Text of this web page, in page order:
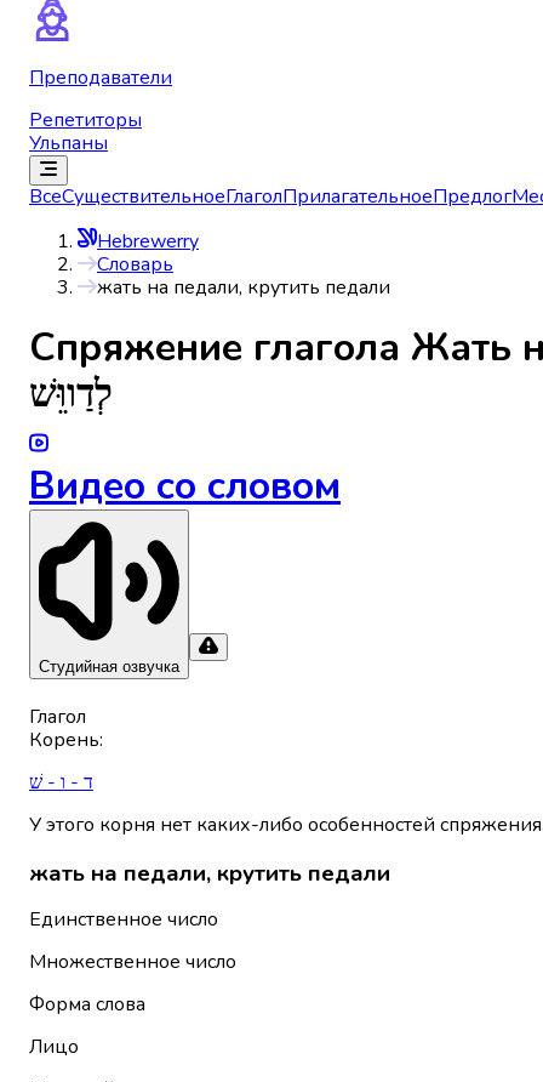
Преподаватели
Репетиторы
Ульпаны
ВсеСуществительноеГлаголПрилагательноеПредлог
Hebrewerry
Словарь
жать на педали, крутить педали
Спряжениe глагола Жать
לְדַווֵּשׁ
Видео со словом
Студийная озвучка
Глагол
Корень:
ד - ו - שׁ
У этого корня нет каких-либо особенностей
жать на педали, крутить педали
Единственное число
Множественное число
Форма слова
Лицо